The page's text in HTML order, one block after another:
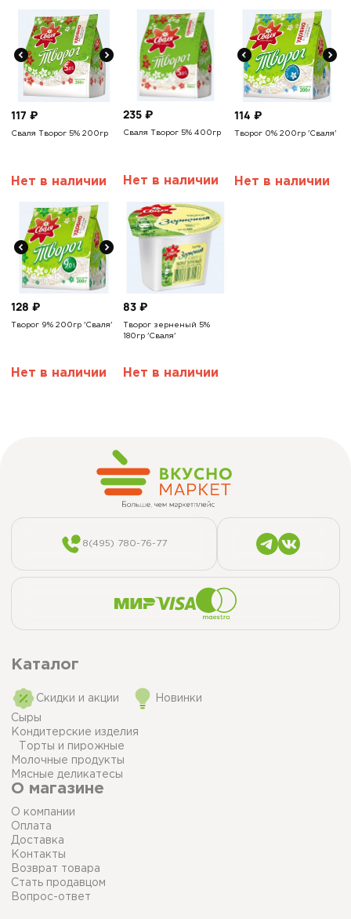
117 ₽
Сваля Творог 5% 200гр
Нет в наличии
235 ₽
Сваля Творог 5% 400гр
Нет в наличии
114 ₽
Творог 0% 200гр 'Сваля'
Нет в наличии
128 ₽
Творог 9% 200гр 'Сваля'
Нет в наличии
83 ₽
Творог зерненый 5%
180гр 'Сваля'
Нет в наличии
8(495) 780-76-77
Каталог
Скидки и акции Новинки
Сыры
Кондитерские изделия
Торты и пирожные
Молочные продукты
Мясные деликатесы
О магазине
О компании
Оплата
Доставка
Контакты
Возврат товара
Стать продавцом
Вопрос-ответ